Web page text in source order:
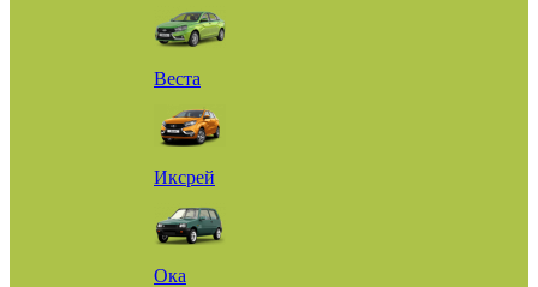
Веста
Иксрей
Ока